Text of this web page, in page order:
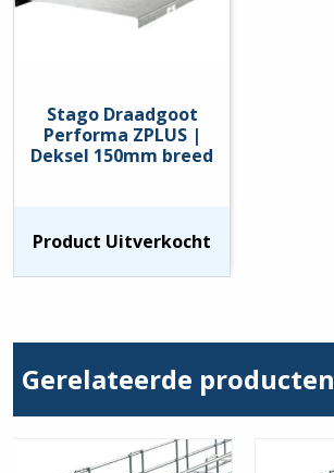
Stago Draadgoot
Performa ZPLUS |
Deksel 150mm breed
Product Uitverkocht
Gerelateerde producten